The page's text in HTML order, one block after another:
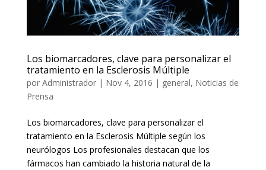
Los biomarcadores, clave para personalizar el
tratamiento en la Esclerosis Múltiple
por Administrador| Nov 4, 2016 | general, Noticias de
Prensa
Los biomarcadores, clave para personalizar el
tratamiento en la Esclerosis Múltiple según los
neurólogos Los profesionales destacan que los
fármacos han cambiado la historia natural de la